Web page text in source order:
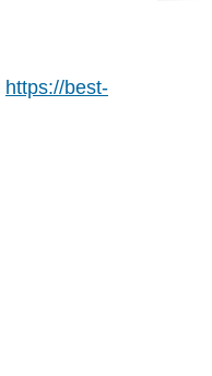
https://best-